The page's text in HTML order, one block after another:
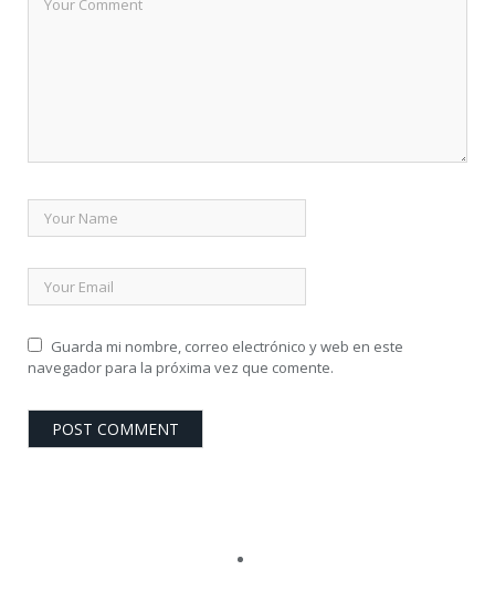
Guarda mi nombre, correo electrónico y web en este
navegador para la próxima vez que comente.